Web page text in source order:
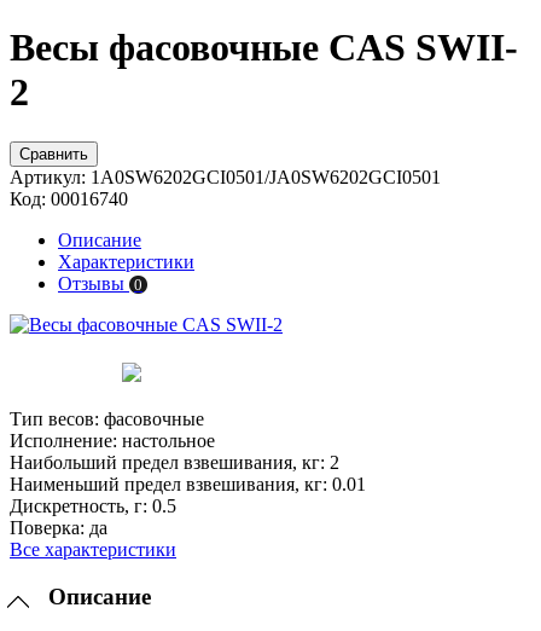
Весы фасовочные CAS SWII-
2
Сравнить
Артикул: 1A0SW6202GCI0501/JA0SW6202GCI0501
Код: 00016740
Описание
Характеристики
Отзывы 0
Тип весов: фасовочные
Исполнение: настольное
Наибольший предел взвешивания, кг: 2
Наименьший предел взвешивания, кг: 0.01
Дискретность, г: 0.5
Поверка: да
Все характеристики
Описание